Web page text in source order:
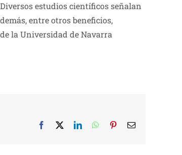
estudios científicos señalan
entre otros beneficios,
la Universidad de Navarra
Facebook LinkedInWhatsApp
PinterestCorreo